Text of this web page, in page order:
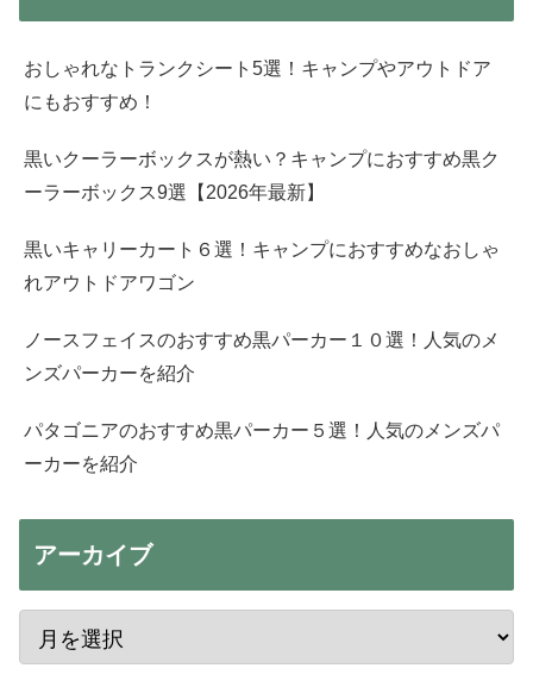
おしゃれなトランクシート5選！キャンプやアウトドア
にもおすすめ！
黒いクーラーボックスが熱い？キャンプにおすすめ黒ク
ーラーボックス9選【2026年最新】
黒いキャリーカート６選！キャンプにおすすめなおしゃ
れアウトドアワゴン
ノースフェイスのおすすめ黒パーカー１０選！人気のメ
ンズパーカーを紹介
パタゴニアのおすすめ黒パーカー５選！人気のメンズパ
ーカーを紹介
アーカイブ